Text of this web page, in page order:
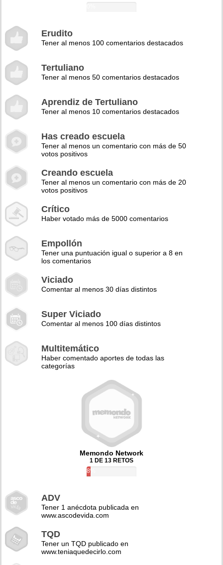
Erudito
Tener al menos 100 comentarios destacados
Tertuliano
Tener al menos 50 comentarios destacados
Aprendiz de Tertuliano
Tener al menos 10 comentarios destacados
Has creado escuela
Tener al menos un comentario con más de 50
votos positivos
Creando escuela
Tener al menos un comentario con más de 20
votos positivos
Crítico
Haber votado más de 5000 comentarios
Empollón
Tener una puntuación igual o superior a 8 en
los comentarios
Viciado
Comentar al menos 30 días distintos
Super Viciado
Comentar al menos 100 días distintos
Multitemático
Haber comentado aportes de todas las
categorías
Memondo Network
1 DE 13 RETOS
8%
ADV
Tener 1 anécdota publicada en
www.ascodevida.com
TQD
Tener un TQD publicado en
www.teniaquedecirlo.com